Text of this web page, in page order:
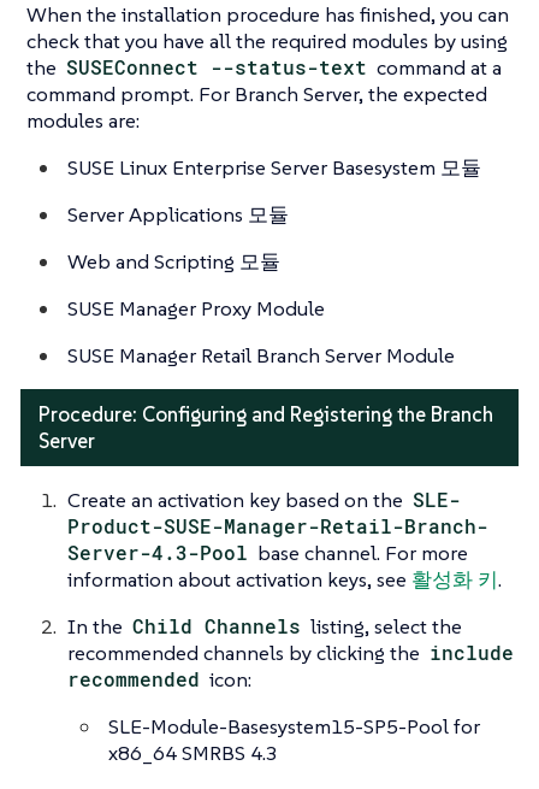
When the installation procedure has finished, you can
check that you have all the required modules by using
the SUSEConnect --status-text command at a
command prompt. For Branch Server, the expected
modules are:
SUSE Linux Enterprise Server Basesystem 모듈
Server Applications 모듈
Web and Scripting 모듈
SUSE Manager Proxy Module
SUSE Manager Retail Branch Server Module
Procedure: Configuring and Registering the Branch
Server
Create an activation key based on the SLE-
Product-SUSE-Manager-Retail-Branch-
Server-4.3-Pool base channel. For more
information about activation keys, see 활성화 키.
In the Child Channels listing, select the
recommended channels by clicking the include
recommended icon:
SLE-Module-Basesystem15-SP5-Pool for
x86_64 SMRBS 4.3